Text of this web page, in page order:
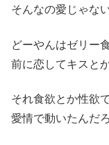
そんなの愛じゃな
どーやんはゼリー
前に恋してキスと
それ食欲とか性欲
愛情で動いたんだろ